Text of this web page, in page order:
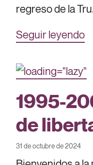
regreso de la
Seguir leyendo
1995-
de
31 de octubre de 2024